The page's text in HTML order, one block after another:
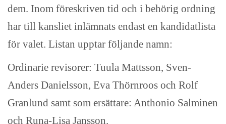
dem. Inom föreskriven tid och i behörig ordning
har till kansliet inlämnats endast en kandidatlista
för valet. Listan upptar följande namn:
Ordinarie revisorer: Tuula Mattsson, Sven-
Anders Danielsson, Eva Thörnroos och Rolf
Granlund samt som ersättare: Anthonio Salminen
och Runa-Lisa Jansson.